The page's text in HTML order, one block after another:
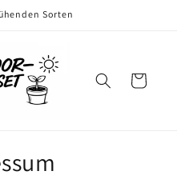
Sorten
Warenkorb